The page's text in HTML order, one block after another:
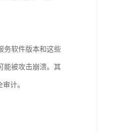
务软件版本和这些
能被攻击崩溃。其
计。